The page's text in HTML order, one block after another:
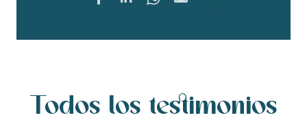
Todos los testimonios